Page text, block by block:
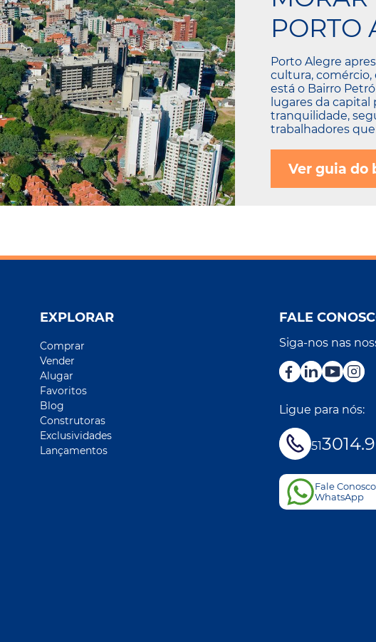
PORTO
Porto Alegre
cultura, comércio,
está o Bairro
lugares da
tranquilidade,
trabalhadores
Ver guia do
EXPLORAR
Comprar
Vender
Alugar
Favoritos
Blog
Construtoras
Exclusividades
Lançamentos
FALE
Siga-nos nas
Ligue para nós:
51
Fale
WhatsApp